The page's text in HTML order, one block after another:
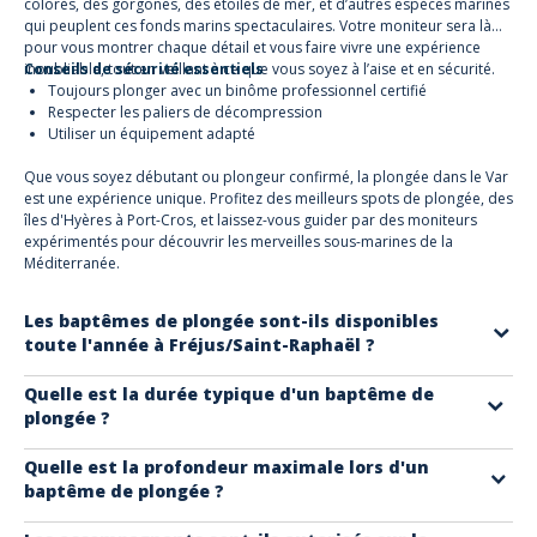
colorés, des gorgones, des étoiles de mer, et d’autres espèces marines
qui peuplent ces fonds marins spectaculaires. Votre moniteur sera là
pour vous montrer chaque détail et vous faire vivre une expérience
inoubliable, tout en veillant à ce que vous soyez à l’aise et en sécurité.
Conseils de sécurité essentiels
Toujours plonger avec un binôme professionnel certifié
Respecter les paliers de décompression
Utiliser un équipement adapté
Que vous soyez débutant ou plongeur confirmé, la plongée dans le Var
est une expérience unique. Profitez des meilleurs spots de plongée, des
îles d'Hyères à Port-Cros, et laissez-vous guider par des moniteurs
expérimentés pour découvrir les merveilles sous-marines de la
Méditerranée.
Les baptêmes de plongée sont-ils disponibles
toute l'année à Fréjus/Saint-Raphaël ?
Oui ils sont réalisables toute l'année sur la Côte d'Azur, sous réserve
des conditions météorologiques et d'un nombre minimum de
participants. Il est recommandé de réserver quelques jours à l'avance
ou de nous contacter pour fixer une date.
Quelle est la durée typique d'un baptême de
plongée ?
La formation dans l'eau dure généralement entre 15 et 20 minutes, mais
l'ensemble de la sortie nécessite environ 3 heures, comprenant la
préparation, les briefings, l'équipement, la plongée et les débriefings.
Quelle est la profondeur maximale lors d'un
baptême de plongée ?